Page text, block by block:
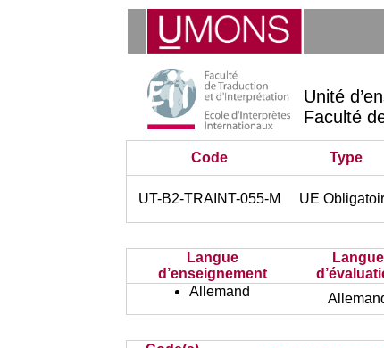
Unité
Faculté
Code Type
UT-B2-TRAINT-055-M UE
Langue
d’enseignement
Langue
Allemand